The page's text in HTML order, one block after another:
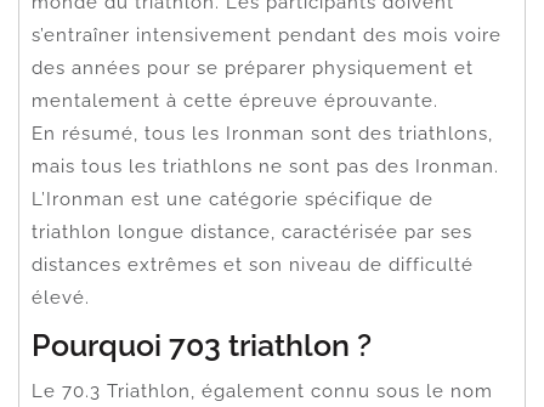
s’entraîner intensivement pendant des mois voire
des années pour se préparer physiquement et
mentalement à cette épreuve éprouvante.
En résumé, tous les Ironman sont des triathlons,
mais tous les triathlons ne sont pas des Ironman.
L’Ironman est une catégorie spécifique de
triathlon longue distance, caractérisée par ses
distances extrêmes et son niveau de difficulté
élevé.
Pourquoi 703 triathlon ?
Le 70.3 Triathlon, également connu sous le nom